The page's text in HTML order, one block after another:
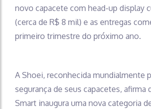
novo capacete com head-up display
(cerca de R$ 8 mil) e as entregas
primeiro trimestre do próximo ano.
A Shoei, reconhecida mundialmente
segurança de seus capacetes, afirma
Smart inaugura uma nova categoria